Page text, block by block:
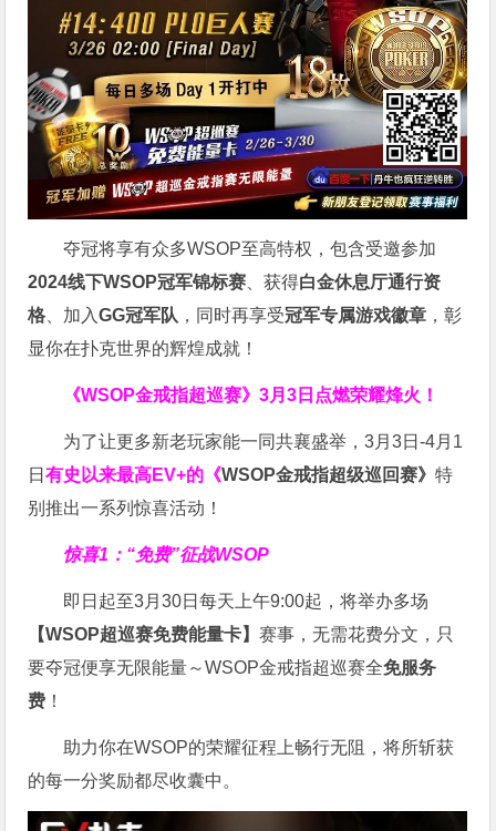
夺冠将享有众多WSOP至高特权，包含受邀参加
2024线下WSOP冠军锦标赛 、获得白金休息厅通行资
格 、加入GG冠军队 ，同时再享受冠军专属游戏徽章 ，彰
显你在扑克世界的辉煌成就！
《WSOP金戒指超巡赛》3月3日点燃荣耀烽火！
为了让更多新老玩家能一同共襄盛举，3月3日-4月1
日有史以来最高EV+的《WSOP金戒指超级巡回赛》特
别推出一系列惊喜活动！
惊喜1：“免费”征战WSOP
即日起至3月30日每天上午9:00起，将举办多场
【WSOP超巡赛免费能量卡】赛事，无需花费分文，只
要夺冠便享无限能量～WSOP金戒指超巡赛全免服务
费 ！
助力你在WSOP的荣耀征程上畅行无阻，将所斩获
的每一分奖励都尽收囊中。